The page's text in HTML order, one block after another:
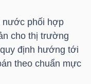
nước phối hợp
cho thị trường
định hướng tới
theo chuẩn mực